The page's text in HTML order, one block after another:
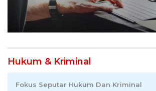
Hukum & Kriminal
Fokus Seputar Hukum Dan Kriminal